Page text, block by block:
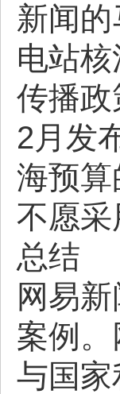
新闻
电站
传播
2月发
海预
不愿
总结
网易
案例
与国